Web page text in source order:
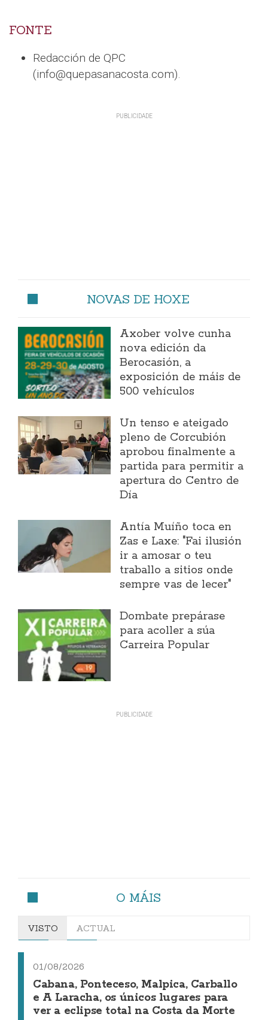
FONTE
Redacción de QPC
(info@quepasanacosta.com).
NOVAS DE HOXE
Axober volve cunha
nova edición da
Berocasión, a
exposición de máis de
500 vehículos
Un tenso e ateigado
pleno de Corcubión
aprobou finalmente a
partida para permitir a
apertura do Centro de
Día
Antía Muíño toca en
Zas e Laxe: "Fai ilusión
ir a amosar o teu
traballo a sitios onde
sempre vas de lecer"
Dombate prepárase
para acoller a súa
Carreira Popular
O MÁIS
VISTO ACTUAL
01/08/2026
Cabana, Ponteceso, Malpica, Carballo
e A Laracha, os únicos lugares para
ver a eclipse total na Costa da Morte